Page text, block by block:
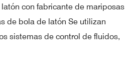
con fabricante de mariposas
de bola de latón Se utilizan
sistemas de control de fluidos,